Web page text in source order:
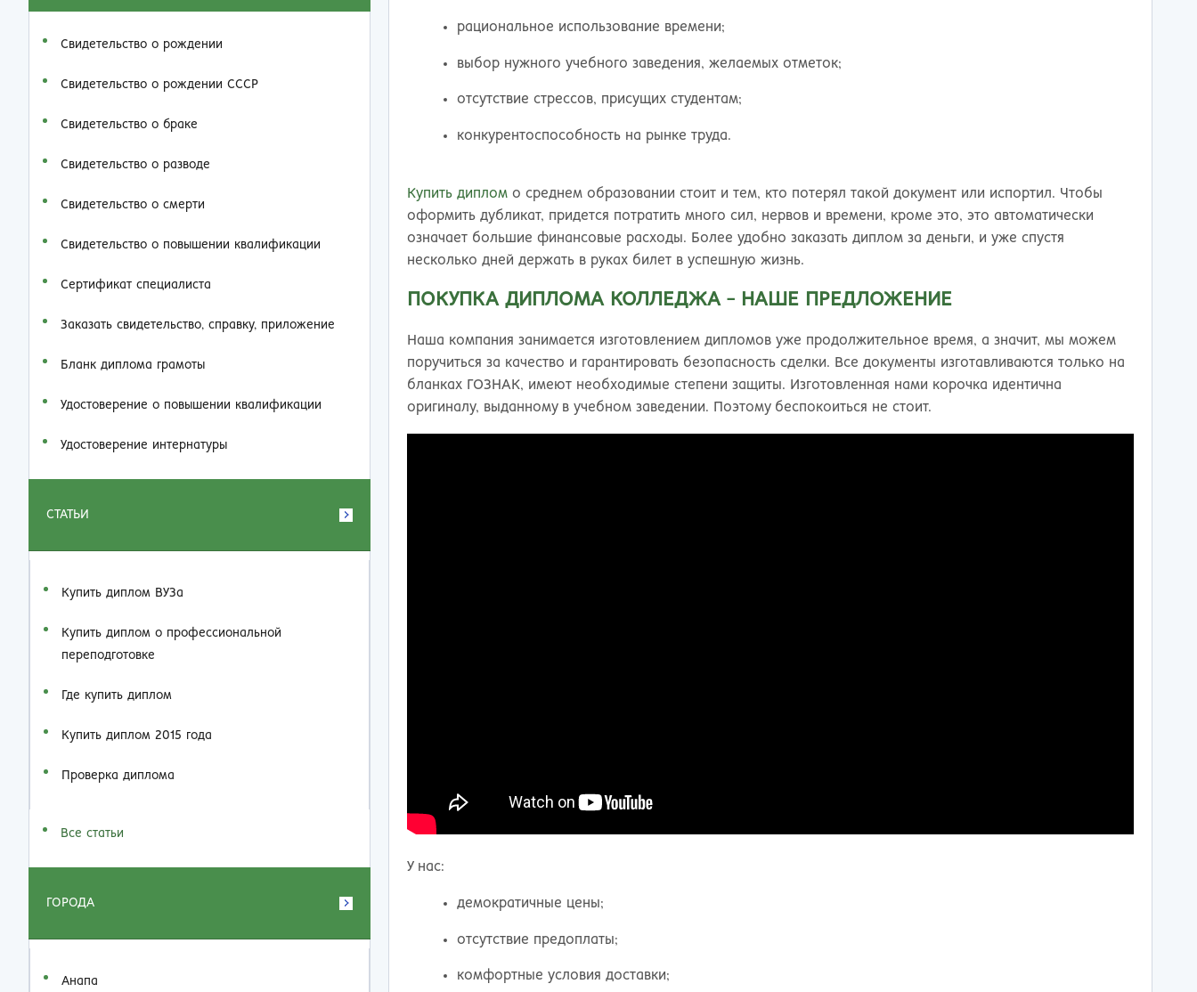
Свидетельство о рождении
Свидетельство о рождении СССР
Свидетельство о браке
Свидетельство о разводе
Свидетельство о смерти
Свидетельство о повышении квалификации
Сертификат специалиста
Заказать cвидетельство, справку, приложение
Бланк диплома грамоты
Удостоверение о повышении квалификации
Удостоверение интернатуры
СТАТЬИ
Купить диплом ВУЗа
Купить диплом о профессиональной
переподготовке
Где купить диплом
Купить диплом 2015 года
Проверка диплома
Все статьи
ГОРОДА
Анапа
рациональное использование времени;
выбор нужного учебного заведения, желаемых отметок;
отсутствие стрессов, присущих студентам;
конкурентоспособность на рынке труда.
Купить диплом о среднем образовании стоит и тем, кто потерял такой документ или испортил. Чтобы
оформить дубликат, придется потратить много сил, нервов и времени, кроме это, это автоматически
означает большие финансовые расходы. Более удобно заказать диплом за деньги, и уже спустя
несколько дней держать в руках билет в успешную жизнь.
ПОКУПКА ДИПЛОМА КОЛЛЕДЖА - НАШЕ ПРЕДЛОЖЕНИЕ
Наша компания занимается изготовлением дипломов уже продолжительное время, а значит, мы можем
поручиться за качество и гарантировать безопасность сделки. Все документы изготавливаются только на
бланках ГОЗНАК, имеют необходимые степени защиты. Изготовленная нами корочка идентична
оригиналу, выданному в учебном заведении. Поэтому беспокоиться не стоит.
У нас:
демократичные цены;
отсутствие предоплаты;
комфортные условия доставки;